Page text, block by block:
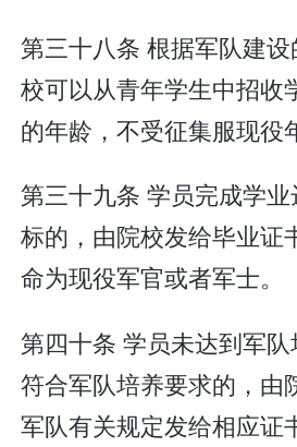
第三十八条 根据军队建
校可以从青年学生中招收
的年龄，不受征集服现役
第三十九条 学员完成学
标的，由院校发给毕业证
命为现役军官或者军士。
第四十条 学员未达到军
符合军队培养要求的，由
军队有关规定发给相应证